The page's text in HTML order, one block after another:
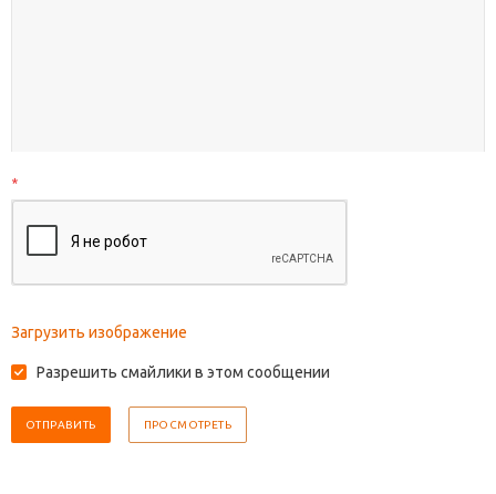
*
Загрузить изображение
Разрешить смайлики в этом сообщении